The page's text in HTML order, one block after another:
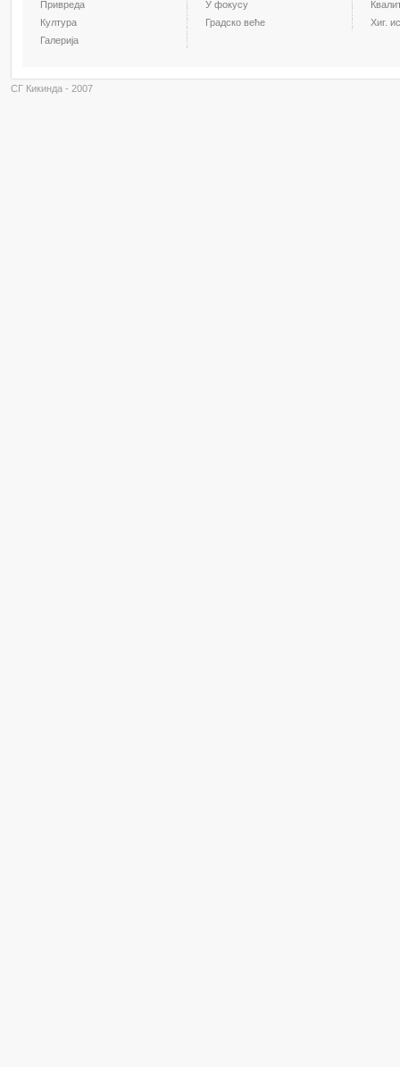
Привреда
Култура
Галерија
У фокусу
Градско веће
Хиг.
СГ Кикинда - 2007